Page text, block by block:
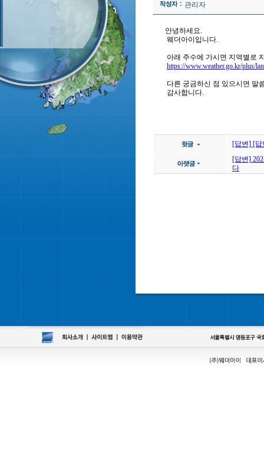
관리자
안녕하세요.
웨더아이입니다.
아래 주수에 가시면 지역별로
https://www.weather.go.kr/plus/
다른 궁금하신 점 있으시면 말
감사합니다.
[답변] [답
[답변]
다